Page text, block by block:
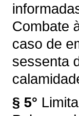
Combate
caso de
sessenta
§ 5°